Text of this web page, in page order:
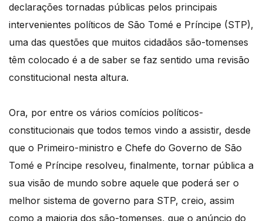
declarações tornadas públicas pelos principais
intervenientes políticos de São Tomé e Príncipe (STP),
uma das questões que muitos cidadãos são-tomenses
têm colocado é a de saber se faz sentido uma revisão
constitucional nesta altura.
Ora, por entre os vários comícios políticos-
constitucionais que todos temos vindo a assistir, desde
que o Primeiro-ministro e Chefe do Governo de São
Tomé e Príncipe resolveu, finalmente, tornar pública a
sua visão de mundo sobre aquele que poderá ser o
melhor sistema de governo para STP, creio, assim
como a maioria dos são-tomenses, que o anúncio do